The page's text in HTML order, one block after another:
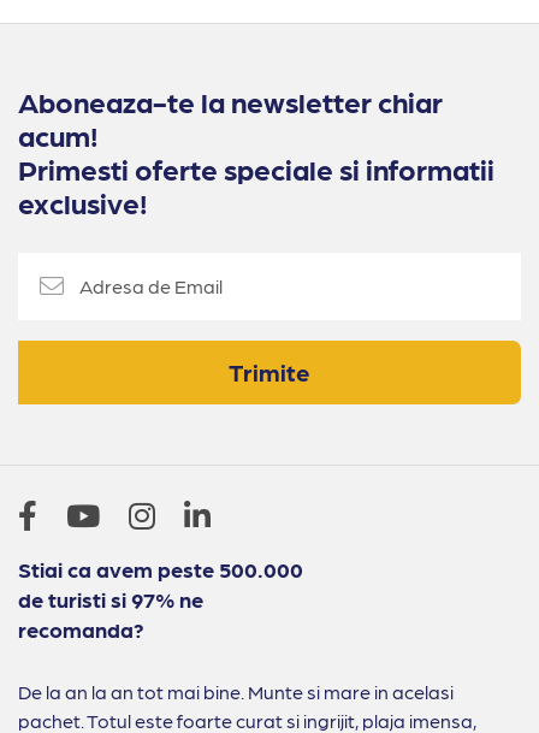
Aboneaza-te la newsletter chiar
acum!
Primesti oferte speciale si informatii
exclusive!
Trimite
Stiai ca avem peste 500.000
de turisti si 97% ne
recomanda?
De la an la an tot mai bine. Munte si mare in acelasi
pachet. Totul este foarte curat si ingrijit, plaja imensa,